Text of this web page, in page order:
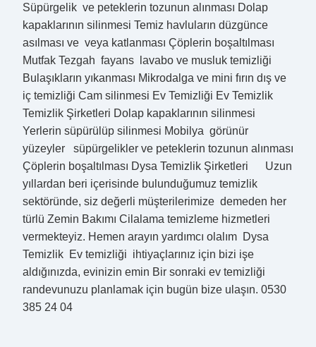
Süpürgelik ve peteklerin tozunun alınması Dolap
kapaklarının silinmesi Temiz havluların düzgünce
asılması ve veya katlanması Çöplerin boşaltılması
Mutfak Tezgah fayans lavabo ve musluk temizliği
Bulaşıkların yıkanması Mikrodalga ve mini fırın dış ve
iç temizliği Cam silinmesi Ev Temizliği Ev Temizlik
Temizlik Şirketleri Dolap kapaklarının silinmesi
Yerlerin süpürülüp silinmesi Mobilya görünür
yüzeyler süpürgelikler ve peteklerin tozunun alınması
Çöplerin boşaltılması Dysa Temizlik Şirketleri Uzun
yıllardan beri içerisinde bulunduğumuz temizlik
sektöründe, siz değerli müşterilerimize demeden her
türlü Zemin Bakımı Cilalama temizleme hizmetleri
vermekteyiz. Hemen arayın yardımcı olalım Dysa
Temizlik Ev temizliği ihtiyaçlarınız için bizi işe
aldığınızda, evinizin emin Bir sonraki ev temizliği
randevunuzu planlamak için bugün bize ulaşın. 0530
385 24 04